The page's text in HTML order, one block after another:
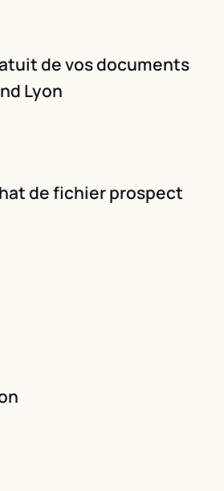
de vos documents
Lyon
de fichier prospect